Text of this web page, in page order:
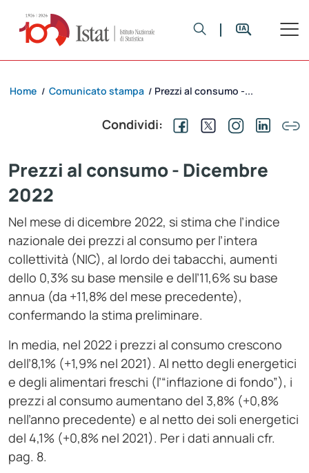
Home / Comunicato stampa / Prezzi al consumo -...
Condividi:
Prezzi al consumo - Dicembre
2022
Nel mese di dicembre 2022, si stima che l’indice
nazionale dei prezzi al consumo per l’intera
collettività (NIC), al lordo dei tabacchi, aumenti
dello 0,3% su base mensile e dell’11,6% su base
annua (da +11,8% del mese precedente),
confermando la stima preliminare.
In media, nel 2022 i prezzi al consumo crescono
dell’8,1% (+1,9% nel 2021). Al netto degli energetici
e degli alimentari freschi (l’“inflazione di fondo”), i
prezzi al consumo aumentano del 3,8% (+0,8%
nell’anno precedente) e al netto dei soli energetici
del 4,1% (+0,8% nel 2021). Per i dati annuali cfr.
pag. 8.